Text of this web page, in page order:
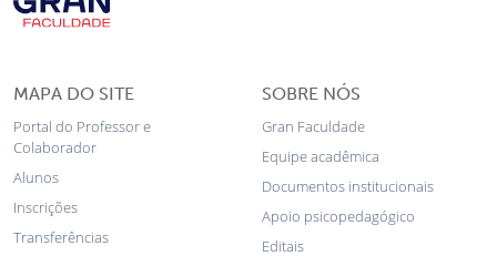
MAPA DO SITE
Portal do Professor e
Colaborador
Alunos
Inscrições
Transferências
SOBRE NÓS
Gran Faculdade
Equipe acadêmica
Documentos institucionais
Apoio psicopedagógico
Editais